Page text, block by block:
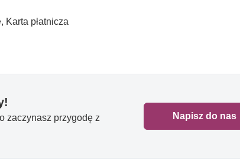
Karta płatnicza
zaczynasz przygodę z
Napisz do nas